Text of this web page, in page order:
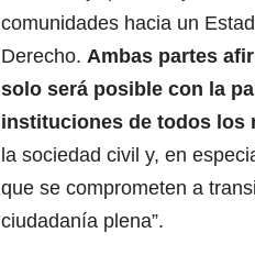
comunidades hacia un
Derecho. Ambas partes
solo será posible con la
instituciones de todos los
la sociedad civil y, en
que se comprometen a
ciudadanía plena”.